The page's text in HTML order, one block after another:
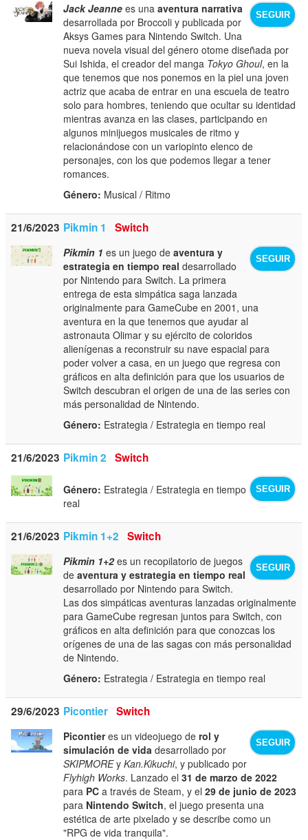
SEGUIR
Jack Jeanne es unaaventura narrativa
desarrollada por Broccoli y publicada por
Aksys Games para Nintendo Switch. Una
nueva novela visual del género otome diseñada por
Sui Ishida, el creador del manga Tokyo Ghoul, en la
que tenemos que nos ponemos en la piel una joven
actriz que acaba de entrar en una escuela de teatro
solo para hombres, teniendo que ocultar su identidad
mientras avanza en las clases, participando en
algunos minijuegos musicales de ritmo y
relacionándose con un variopinto elenco de
personajes, con los que podemos llegar a tener
romances.
Género: Musical / Ritmo
21/6/2023 Pikmin 1 Switch
SEGUIR
Pikmin 1 es un juego deaventura y
estrategia en tiempo real desarrollado
por Nintendo para Switch. La primera
entrega de esta simpática saga lanzada
originalmente para GameCube en 2001, una
aventura en la que tenemos que ayudar al
astronauta Olimar y su ejército de coloridos
alienígenas a reconstruir su nave espacial para
poder volver a casa, en un juego que regresa con
gráficos en alta definición para que los usuarios de
Switch descubran el origen de una de las series con
más personalidad de Nintendo.
Género: Estrategia / Estrategia en tiempo real
21/6/2023 Pikmin 2 Switch
SEGUIR
Género: Estrategia / Estrategia en tiempo
real
21/6/2023 Pikmin 1+2 Switch
SEGUIR
Pikmin 1+2es un recopilatorio de juegos
deaventura y estrategia en tiempo real
desarrollado por Nintendo para Switch.
Las dos simpáticas aventuras lanzadas originalmente
para GameCube regresan juntos para Switch, con
gráficos en alta definición para que conozcas los
orígenes de una de las sagas con más personalidad
de Nintendo.
Género: Estrategia / Estrategia en tiempo real
29/6/2023 Picontier Switch
SEGUIR
Picontieres un videojuego derol y
simulación de vida desarrollado por
SKIPMOREyKan.Kikuchi, y publicado por
Flyhigh Works. Lanzado el31 de marzo de 2022
para PC a través de Steam, y el29 de junio de 2023
para Nintendo Switch, el juego presenta una
estética de arte pixelado y se describe como un
"RPG de vida tranquila".